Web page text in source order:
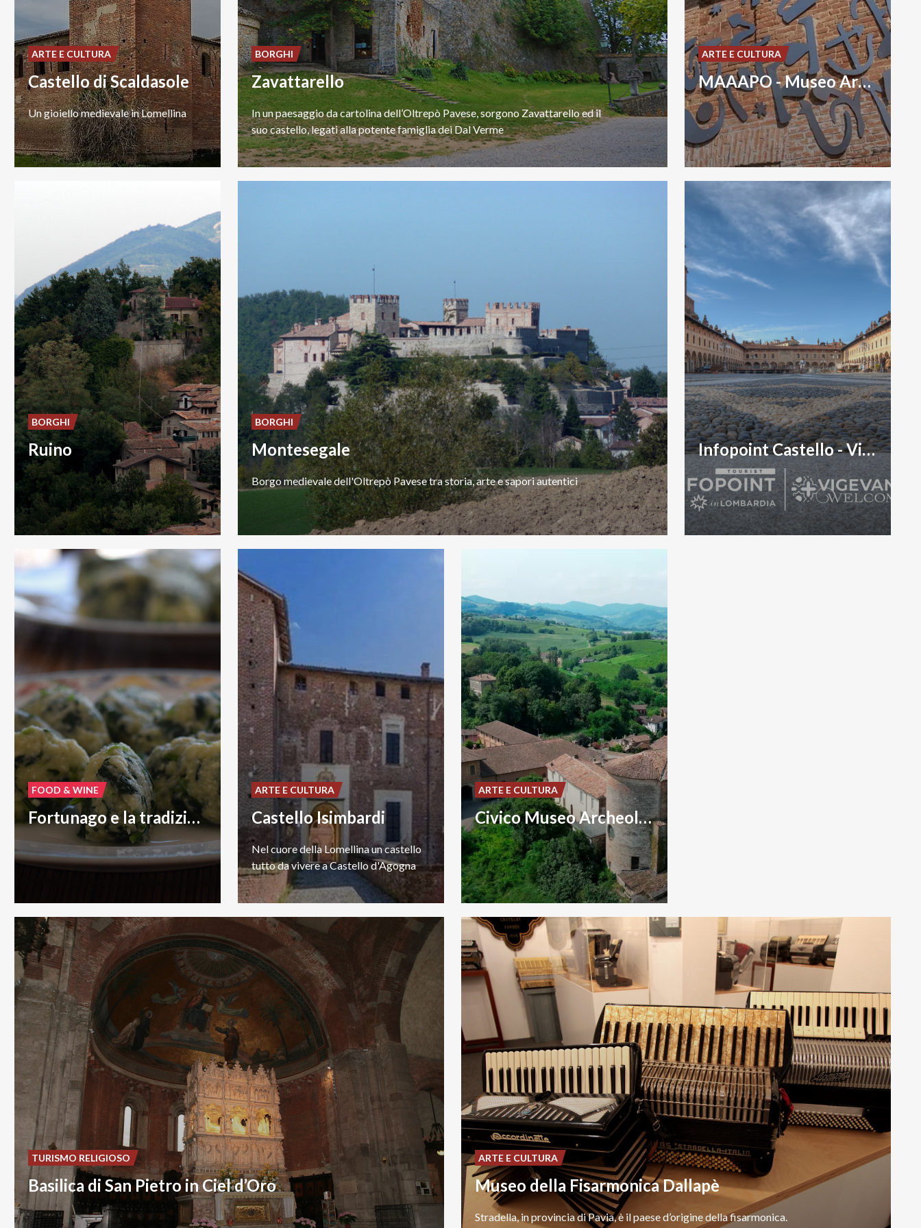
Castello di Scaldasole
UngioiellomedievaleinLomellina
ARTE E CULTURA
Zavattarello
Inunpaesaggiodacartolinadell’Oltrepò Pavese,sorgonoZavattarelloedil
suocastello,legatiallapotentefamigliadeiDalVerme
BORGHI
MAAAPO - Museo Arte Ambiente Arena Po
ARTE E CULTURA
Ruino
BORGHI
Montesegale
Borgomedievaledell'OltrepòPavesetrastoria,arteesaporiautentici
BORGHI
Infopoint Castello - Vigevano
Fortunago e la tradizione culinaria
FOOD & WINE
Castello Isimbardi
NelcuoredellaLomellinauncastello
tuttodavivereaCastellod'Agogna
ARTE E CULTURA
Civico Museo Archeologico di Casteggio e dell’Oltrepo Pavese
ARTE E CULTURA
Basilica di San Pietro in Ciel d’Oro
TURISMO RELIGIOSO
Museo della Fisarmonica Dallapè
Stradella,inprovinciadiPavia,è ilpaesed’originedellafisarmonica.
ARTE E CULTURA